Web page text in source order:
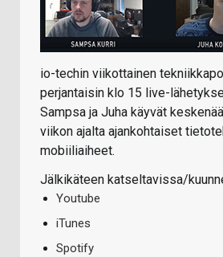
io-techin viikottainen
perjantaisin klo 15 live-
Sampsa ja Juha käyvät
viikon ajalta ajankohtaiset
mobiiliaiheet.
Jälkikäteen katseltavissa/
Youtube
iTunes
Spotify